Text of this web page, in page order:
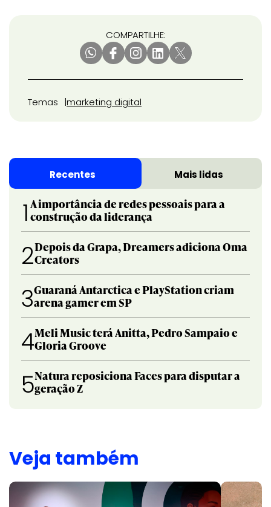
COMPARTILHE:
Temas marketing digital
Recentes Mais lidas
1 A importância de redes pessoais para a
construção da liderança
2Depois da Grapa, Dreamers adiciona Oma
Creators
3Guaraná Antarctica e PlayStation criam
arena gamer em SP
4Meli Music terá Anitta, Pedro Sampaio e
Gloria Groove
5Natura reposiciona Faces para disputar a
geração Z
Veja também